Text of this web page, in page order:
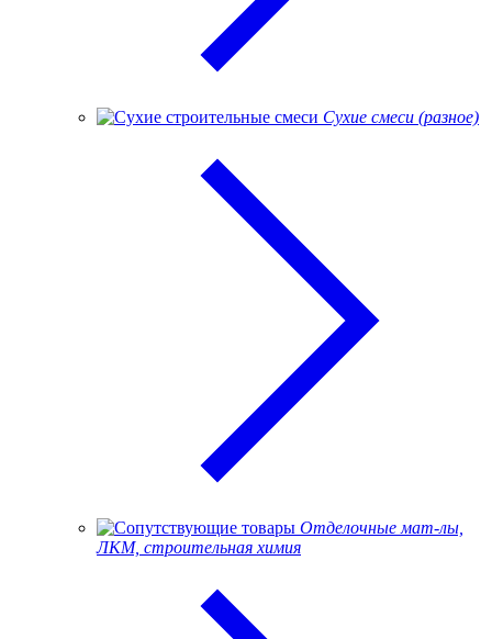
Сухие смеси (разное)
Отделочные мат-лы,
ЛКМ, строительная химия